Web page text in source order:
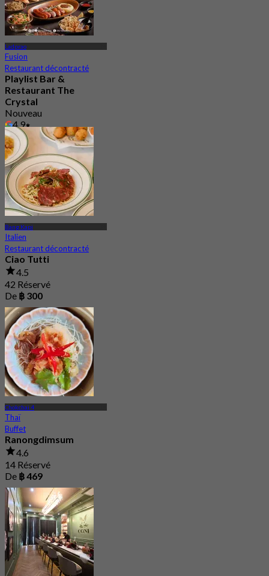
Ladprao
Fusion
Restaurant décontracté
Playlist Bar &
Restaurant The
Crystal
Nouveau
4.9
De฿ 496.66
Bang Kapi
Italien
Restaurant décontracté
Ciao Tutti
4.5
42 Réservé
De ฿ 300
Chokchai 4
Thaï
Buffet
Ranongdimsum
4.6
14 Réservé
De ฿ 469